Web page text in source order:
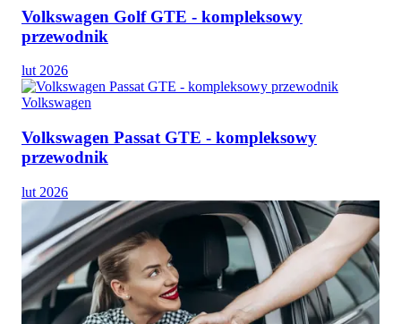
Volkswagen Golf GTE - kompleksowy
przewodnik
lut 2026
Volkswagen
Volkswagen Passat GTE - kompleksowy
przewodnik
lut 2026